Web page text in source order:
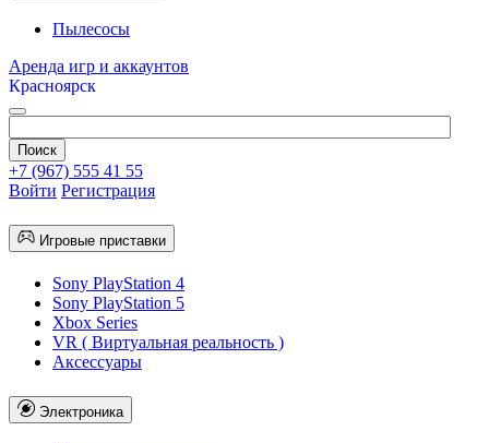
Пылесосы
Аренда игр и аккаунтов
Красноярск
+7 (967) 555 41 55
Войти Регистрация
Игровые приставки
Sony PlayStation 4
Sony PlayStation 5
Xbox Series
VR ( Виртуальная реальность )
Аксессуары
Электроника